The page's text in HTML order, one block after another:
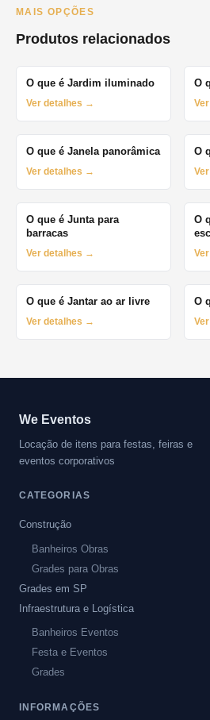
MAIS OPÇÕES
Produtos relacionados
O que é Jardim iluminado
Ver detalhes →
O
O que é Janela panorâmica
Ver detalhes →
O
O que é Junta para
barracas
Ver detalhes →
O
O que é Jantar ao ar livre
Ver detalhes →
O
We Eventos
Locação de itens para festas, feiras e
eventos corporativos
CATEGORIAS
Construção
Banheiros Obras
Grades para Obras
Grades em SP
Infraestrutura e Logística
Banheiros Eventos
Festa e Eventos
Grades
INFORMAÇÕES